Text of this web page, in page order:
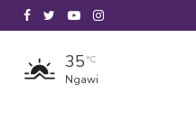
35 °C
Ngawi